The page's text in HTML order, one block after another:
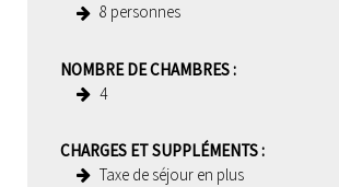
8 personnes
NOMBRE DE CHAMBRES:
4
CHARGES ET SUPPLÉMENTS:
Taxe de séjour en plus